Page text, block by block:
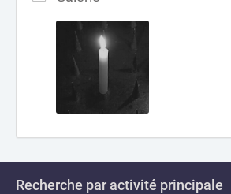
Recherche par activité principale